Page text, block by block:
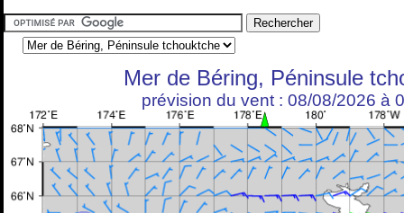
Mer de Béring, Péninsule
prévision du vent : 08/08/2026 à